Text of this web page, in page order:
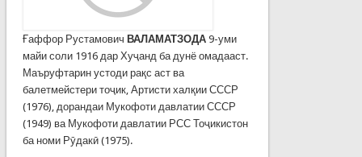
Ғаффор Рустамович ВАЛАМАТЗОДА9-уми
майи соли 1916 дар Хуҷанд ба дунё омадааст.
Маъруфтарин устоди рақс аст ва
балетмейстери тоҷик, Артисти халқии СССР
(1976), дорандаи Мукофоти давлатии СССР
(1949) ва Мукофоти давлатии РСС Тоҷикистон
ба номи Рӯдакӣ (1975).